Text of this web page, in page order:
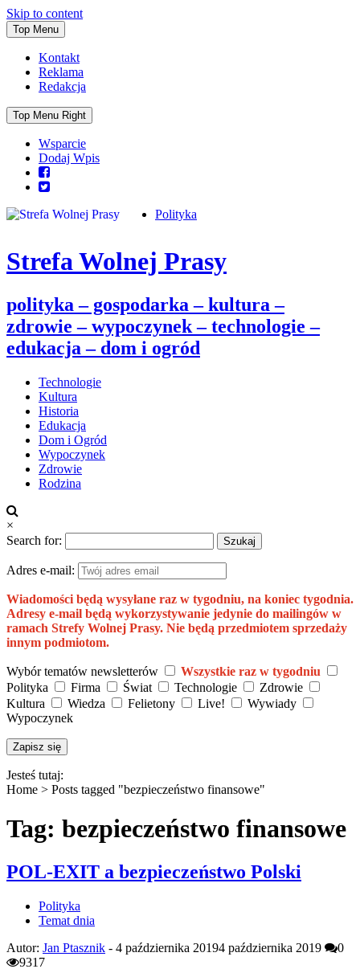
Skip to content
Top Menu
Kontakt
Reklama
Redakcja
Top Menu Right
Wsparcie
Dodaj Wpis
Strefa Wolnej Prasy
polityka – gospodarka – kultura –
zdrowie – wypoczynek – technologie –
edukacja – dom i ogród
Polityka
Technologie
Kultura
Historia
Edukacja
Dom i Ogród
Wypoczynek
Zdrowie
Rodzina
×
Search for:
Adres e-mail:
Wiadomości będą wysyłane raz w tygodniu, na koniec tygodnia.
Adresy e-mail będą wykorzystywanie jedynie do mailingów w
ramach Strefy Wolnej Prasy. Nie będą przedmiotem sprzedaży
innym podmiotom.
Wybór tematów newsletterów
Wszystkie raz w tygodniu
Polityka
Firma Świat Technologie
Zdrowie
Kultura
Wiedza Felietony Live!
Wywiady
Wypoczynek
Jesteś tutaj:
Home > Posts tagged "bezpieczeństwo finansowe"
Tag: bezpieczeństwo finansowe
POL-EXIT a bezpieczeństwo Polski
Polityka
Temat dnia
Autor: Jan Ptasznik - 4 października 20194 października 2019
0
9317